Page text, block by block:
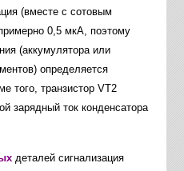
(вместе с сотовым
0,5 мкА, поэтому
(аккумулятора или
определяется
того, транзистор VT2
зарядный ток конденсатора
деталей сигнализация